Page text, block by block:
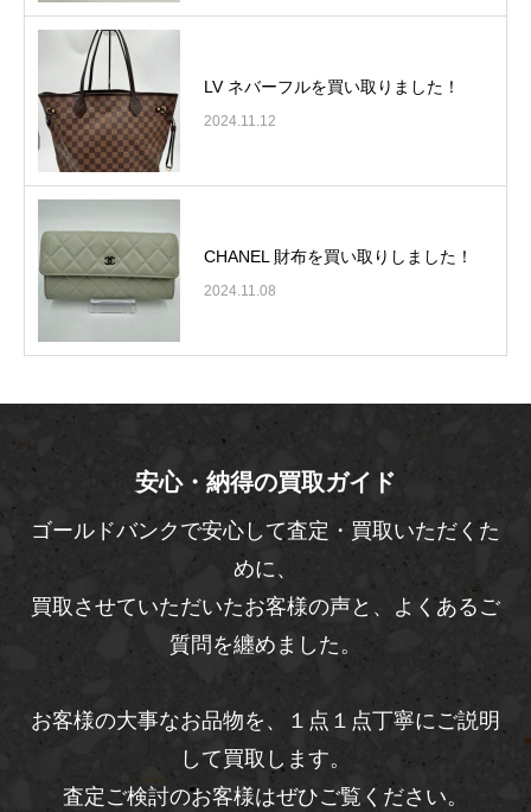
LV ネバーフルを買い取りました！
2024.11.12
CHANEL 財布を買い取りしました！
2024.11.08
安心・納得の買取ガイド
ゴールドバンクで安心して査定・買取いただくた
めに、
買取させていただいたお客様の声と、よくあるご
質問を纏めました。
お客様の大事なお品物を、１点１点丁寧にご説明
して買取します。
査定ご検討のお客様はぜひご覧ください。